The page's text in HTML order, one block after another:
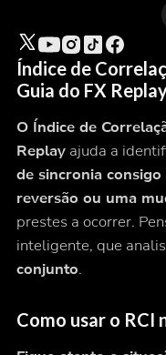
Índice de
Guia do FX
O Índice de
Replayajuda a
de sincronia consigo
reversão ou uma
prestes a ocorrer.
inteligente, que
conjunto.
Como usar o RCI